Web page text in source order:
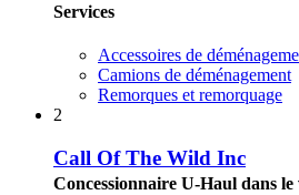
Services
Accessoires de
Camions de déménagement
Remorques et remorquage
2
Call Of The Wild Inc
Concessionnaire U-Haul dans le